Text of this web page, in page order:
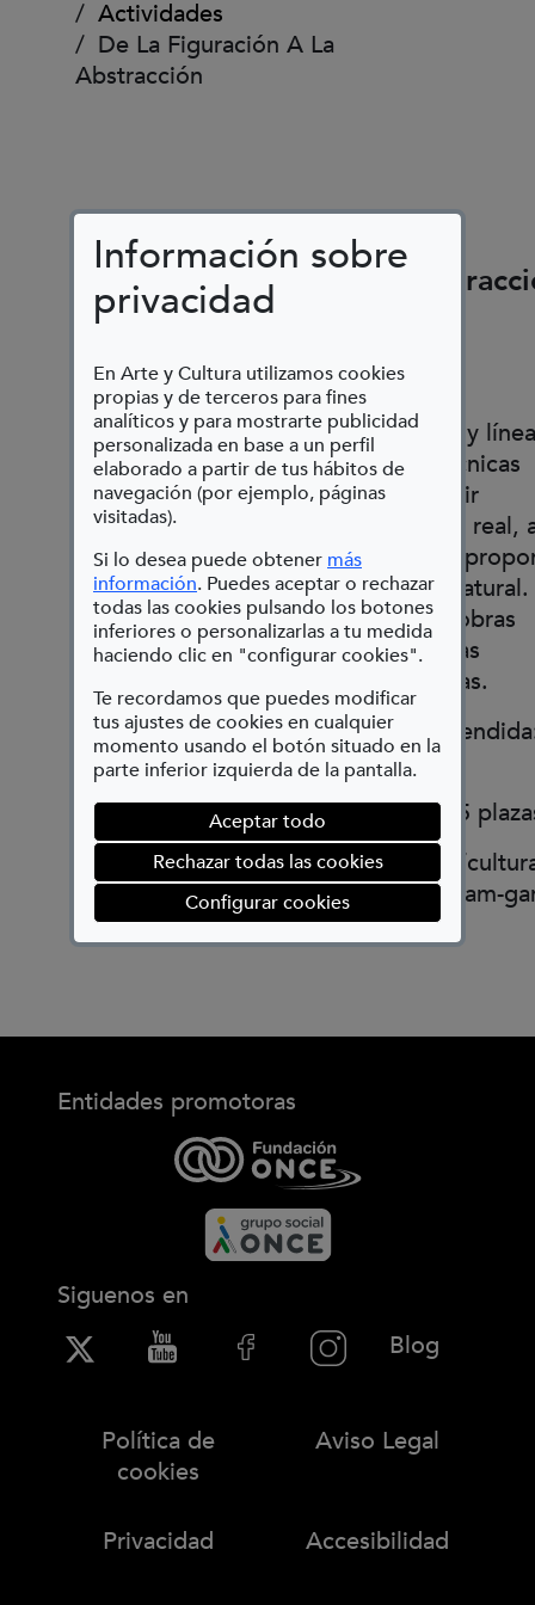
Información sobre
privacidad
En Arte y Cultura utilizamos cookies
propias y de terceros para fines
analíticos y para mostrarte publicidad
personalizada en base a un perfil
elaborado a partir de tus hábitos de
navegación (por ejemplo, páginas
visitadas).
Si lo desea puede obtener más
información(Abre en nueva ventana)
. Puedes aceptar o rechazar
todas las cookies pulsando los botones
inferiores o personalizarlas a tu medida
haciendo clic en "configurar cookies".
Te recordamos que puedes modificar
tus ajustes de cookies en cualquier
momento usando el botón situado en la
parte inferior izquierda de la pantalla.
Aceptar todo
Rechazar todas las cookies
Configurar cookies(abre en ventana
Actividades
De La Figuración A La
Abstracción
De la Figuración a la
Teniendo en cuenta forma, color y
experimentará con diferentes técnicas
pictóricas, el proceso de convertir
elementos figurativos del mundo real,
lenguaje abstracto; con el fin de
una nueva realidad distinta a la natural.
hará una previa visualización de obras
abstractas y se realizarán prácticas
mediante diferentes metodologías.
21, 22 y 23 de julio. La Casa
Ronda de Valencia 2
Información sobre inscripción (15
https://www.lacasaencendida.es/
la-figuracion-a-la-abstraccion-miriam-
eventId=3752
Entidades promotoras
Siguenos en
Blog
Política de
cookies
Aviso Legal
Privacidad Accesibilidad